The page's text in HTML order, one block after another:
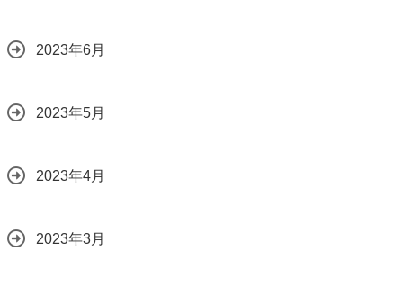
2023年6月
2023年5月
2023年4月
2023年3月